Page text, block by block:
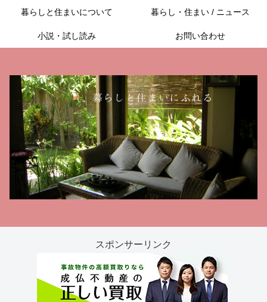
暮らしと住まいについて 暮らし・住まい / ニュース
小説・試し読み お問い合わせ
スポンサーリンク